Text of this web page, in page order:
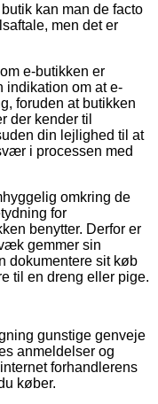
kan man de facto
men det er
e-butikken er
indikation om at e-
foruden at butikken
der kender til
din lejlighed til at
i processen med
omkring de
for
benytter. Derfor er
gemmer sin
dokumentere sit køb
til en dreng eller pige.
gunstige genveje
anmeldelser og
forhandlerens
køber.